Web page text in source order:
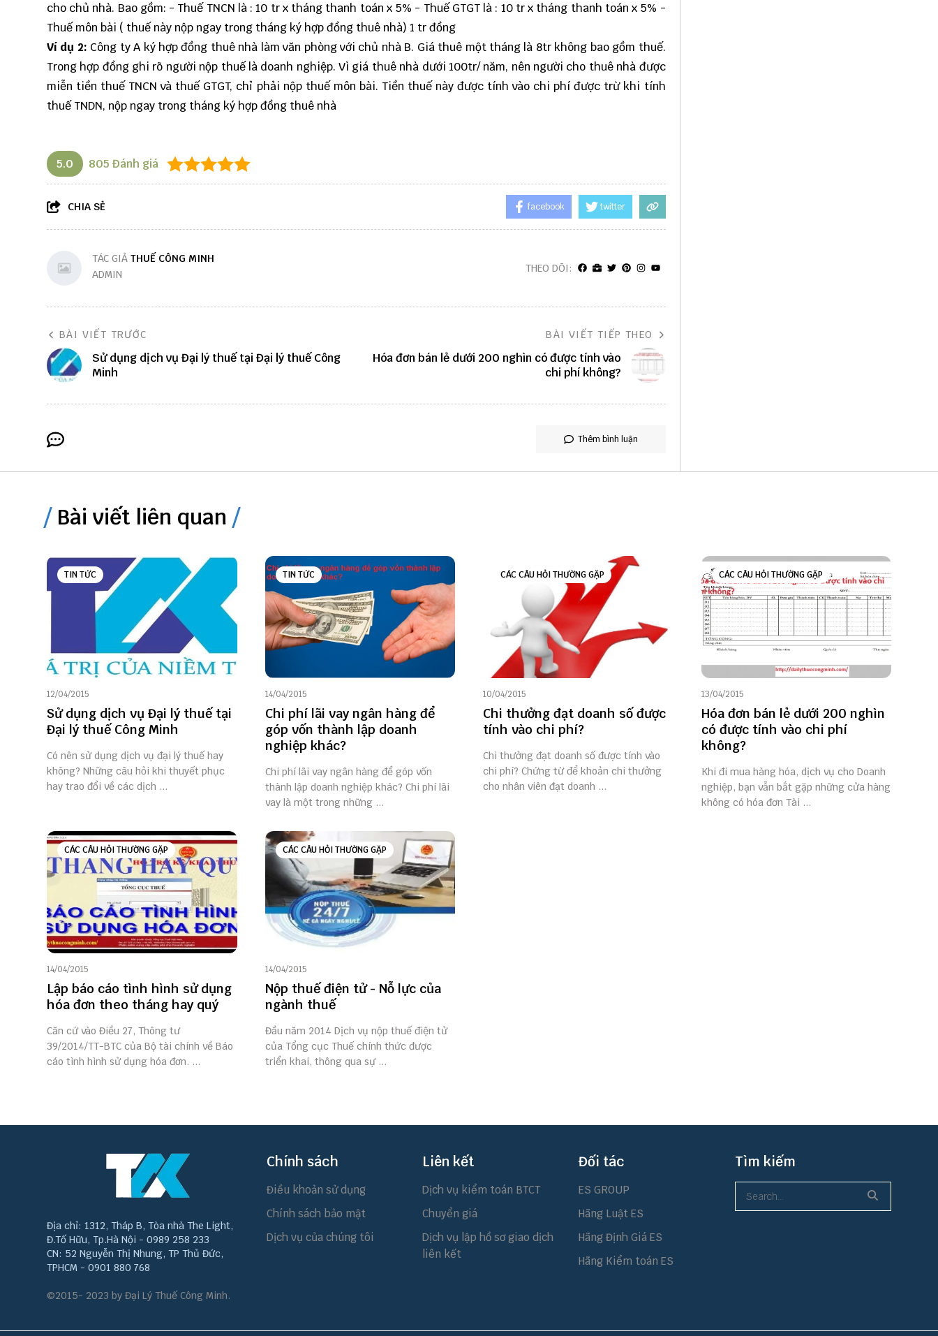
cho chủ nhà. Bao gồm: - Thuế TNCN là : 10 tr x tháng thanh toán x 5% - Thuế GTGT là : 10 tr x tháng thanh toán x 5% -
Thuế môn bài ( thuế này nộp ngay trong tháng ký hợp đồng thuê nhà) 1 tr đồng
Ví dụ 2: Công ty A ký hợp đồng thuê nhà làm văn phòng với chủ nhà B. Giá thuê một tháng là 8tr không bao gồm thuế.
Trong hợp đồng ghi rõ người nộp thuế là doanh nghiệp. Vì giá thuê nhà dưới 100tr/ năm, nên người cho thuê nhà được
miễn tiền thuế TNCN và thuế GTGT, chỉ phải nộp thuế môn bài. Tiền thuế này được tính vào chi phí được trừ khi tính
thuế TNDN, nộp ngay trong tháng ký hợp đồng thuê nhà
5.0 805 Đánh giá
CHIA SẺ facebook twitter
TÁC GIẢ THUẾ CÔNG MINH
ADMIN
THEO DÕI:
BÀI VIẾT TRƯỚC
Sử dụng dịch vụ Đại lý thuế tại Đại lý thuế Công
Minh
BÀI VIẾT TIẾP THEO
Hóa đơn bán lẻ dưới 200 nghìn có được tính vào
chi phí không?
Thêm bình luận
Bài viết liên quan
TIN TỨC
12/04/2015
Sử dụng dịch vụ Đại lý thuế tại
Đại lý thuế Công Minh
Có nên sử dụng dịch vụ đại lý thuế hay
không? Những câu hỏi khi thuyết phục
hay trao đổi về các dịch ...
TIN TỨC
14/04/2015
Chi phí lãi vay ngân hàng để
góp vốn thành lập doanh
nghiệp khác?
Chi phí lãi vay ngân hàng để góp vốn
thành lập doanh nghiệp khác? Chi phí lãi
vay là một trong những ...
CÁC CÂU HỎI THƯỜNG GẶP
10/04/2015
Chi thưởng đạt doanh số được
tính vào chi phí?
Chi thưởng đạt doanh số được tính vào
chi phí? Chứng từ để khoản chi thưởng
cho nhân viên đạt doanh ...
CÁC CÂU HỎI THƯỜNG GẶP
13/04/2015
Hóa đơn bán lẻ dưới 200 nghìn
có được tính vào chi phí
không?
Khi đi mua hàng hóa, dịch vụ cho Doanh
nghiệp, bạn vẫn bắt gặp những cửa hàng
không có hóa đơn Tài ...
CÁC CÂU HỎI THƯỜNG GẶP
14/04/2015
Lập báo cáo tình hình sử dụng
hóa đơn theo tháng hay quý
Căn cứ vào Điều 27, Thông tư
39/2014/TT-BTC của Bộ tài chính về Báo
cáo tình hình sử dụng hóa đơn. ...
CÁC CÂU HỎI THƯỜNG GẶP
14/04/2015
Nộp thuế điện tử - Nỗ lực của
ngành thuế
Đầu năm 2014 Dịch vụ nộp thuế điện tử
của Tổng cục Thuế chính thức được
triển khai, thông qua sự ...
Địa chỉ: 1312, Tháp B, Tòa nhà The Light,
Đ.Tố Hữu, Tp.Hà Nội - 0989 258 233
CN: 52 Nguyễn Thị Nhung, TP Thủ Đức,
TPHCM - 0901 880 768
©2015- 2023 by Đại Lý Thuế Công Minh.
Chính sách
Điều khoản sử dụng
Chính sách bảo mật
Dịch vụ của chúng tôi
Liên kết
Dịch vụ kiểm toán BTCT
Chuyển giá
Dịch vụ lập hồ sơ giao dịch
liên kết
Đối tác
ES GROUP
Hãng Luật ES
Hãng Định Giá ES
Hãng Kiểm toán ES
Tìm kiếm